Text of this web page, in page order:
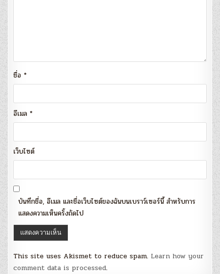
ชื่อ *
อีเมล *
เว็บไซต์
บันทึกชื่อ, อีเมล และชื่อเว็บไซต์ของฉันบนเบราว์เซอร์นี้ สำหรับการ
แสดงความเห็นครั้งถัดไป
This site uses Akismet to reduce spam. Learn how your
comment data is processed.